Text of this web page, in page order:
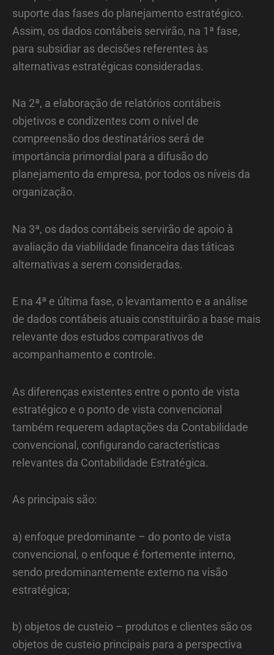
suporte das fases do planejamento estratégico.
Assim, os dados contábeis servirão, na 1ª fase,
para subsidiar as decisões referentes às
alternativas estratégicas consideradas.
Na 2ª, a elaboração de relatórios contábeis
objetivos e condizentes com o nível de
compreensão dos destinatários será de
importância primordial para a difusão do
planejamento da empresa, por todos os níveis da
organização.
Na 3ª, os dados contábeis servirão de apoio à
avaliação da viabilidade financeira das táticas
alternativas a serem consideradas.
E na 4ª e última fase, o levantamento e a análise
de dados contábeis atuais constituirão a base mais
relevante dos estudos comparativos de
acompanhamento e controle.
As diferenças existentes entre o ponto de vista
estratégico e o ponto de vista convencional
também requerem adaptações da Contabilidade
convencional, configurando características
relevantes da Contabilidade Estratégica.
As principais são:
a) enfoque predominante – do ponto de vista
convencional, o enfoque é fortemente interno,
sendo predominantemente externo na visão
estratégica;
b) objetos de custeio – produtos e clientes são os
objetos de custeio principais para a perspectiva